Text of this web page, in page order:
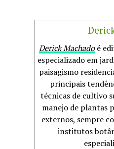
Derick Machadoé
especializado em
paisagismo
principais
técnicas de cultivo
manejo de plantas
externos, sempre
institutos